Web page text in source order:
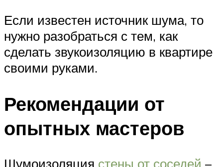
Если известен источник шума, то
нужно разобраться с тем, как
сделать звукоизоляцию в квартире
своими руками.
Рекомендации от
опытных мастеров
Шумоизоляция стены от соседей –